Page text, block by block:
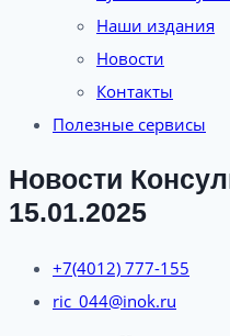
Наши издания
Новости
Контакты
Полезные сервисы
Новости
15.01.2025
+7(4012) 777-155
ric_044@inok.ru